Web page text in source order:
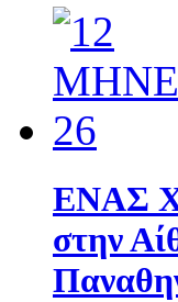
ΕΝΑΣ
στην